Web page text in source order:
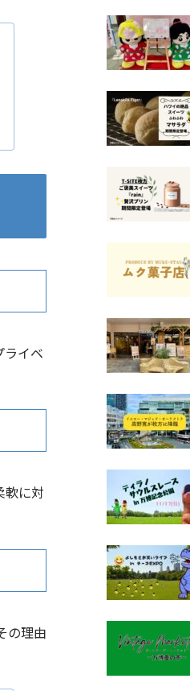
ライベ
軟に対
の理由